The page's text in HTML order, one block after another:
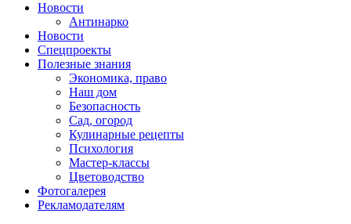
Новости
Антинарко
Новости
Спецпроекты
Полезные знания
Экономика, право
Наш дом
Безопасность
Сад, огород
Кулинарные рецепты
Психология
Мастер-классы
Цветоводство
Фотогалерея
Рекламодателям